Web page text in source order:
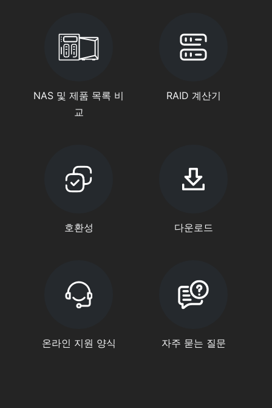
NAS 및 제품 목록 비
교
RAID 계산기
호환성 다운로드
온라인 지원 양식 자주 묻는 질문